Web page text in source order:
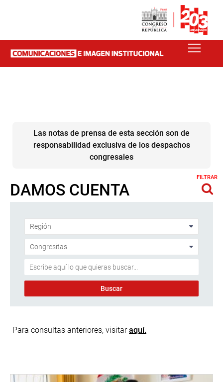
Las notas de prensa de esta sección son de
responsabilidad exclusiva de los despachos
congresales
DAMOS CUENTA
FILTRAR
Para consultas anteriores, visitaraquí.